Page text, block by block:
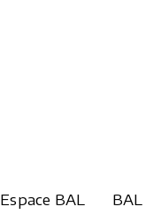
Espace BAL BAL